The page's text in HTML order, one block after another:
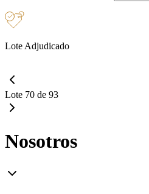
Lote Adjudicado
Lote 70 de 93
Nosotros